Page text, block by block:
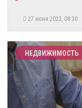
27 июня 2022, 08:30
НЕДВИЖИМОСТЬ